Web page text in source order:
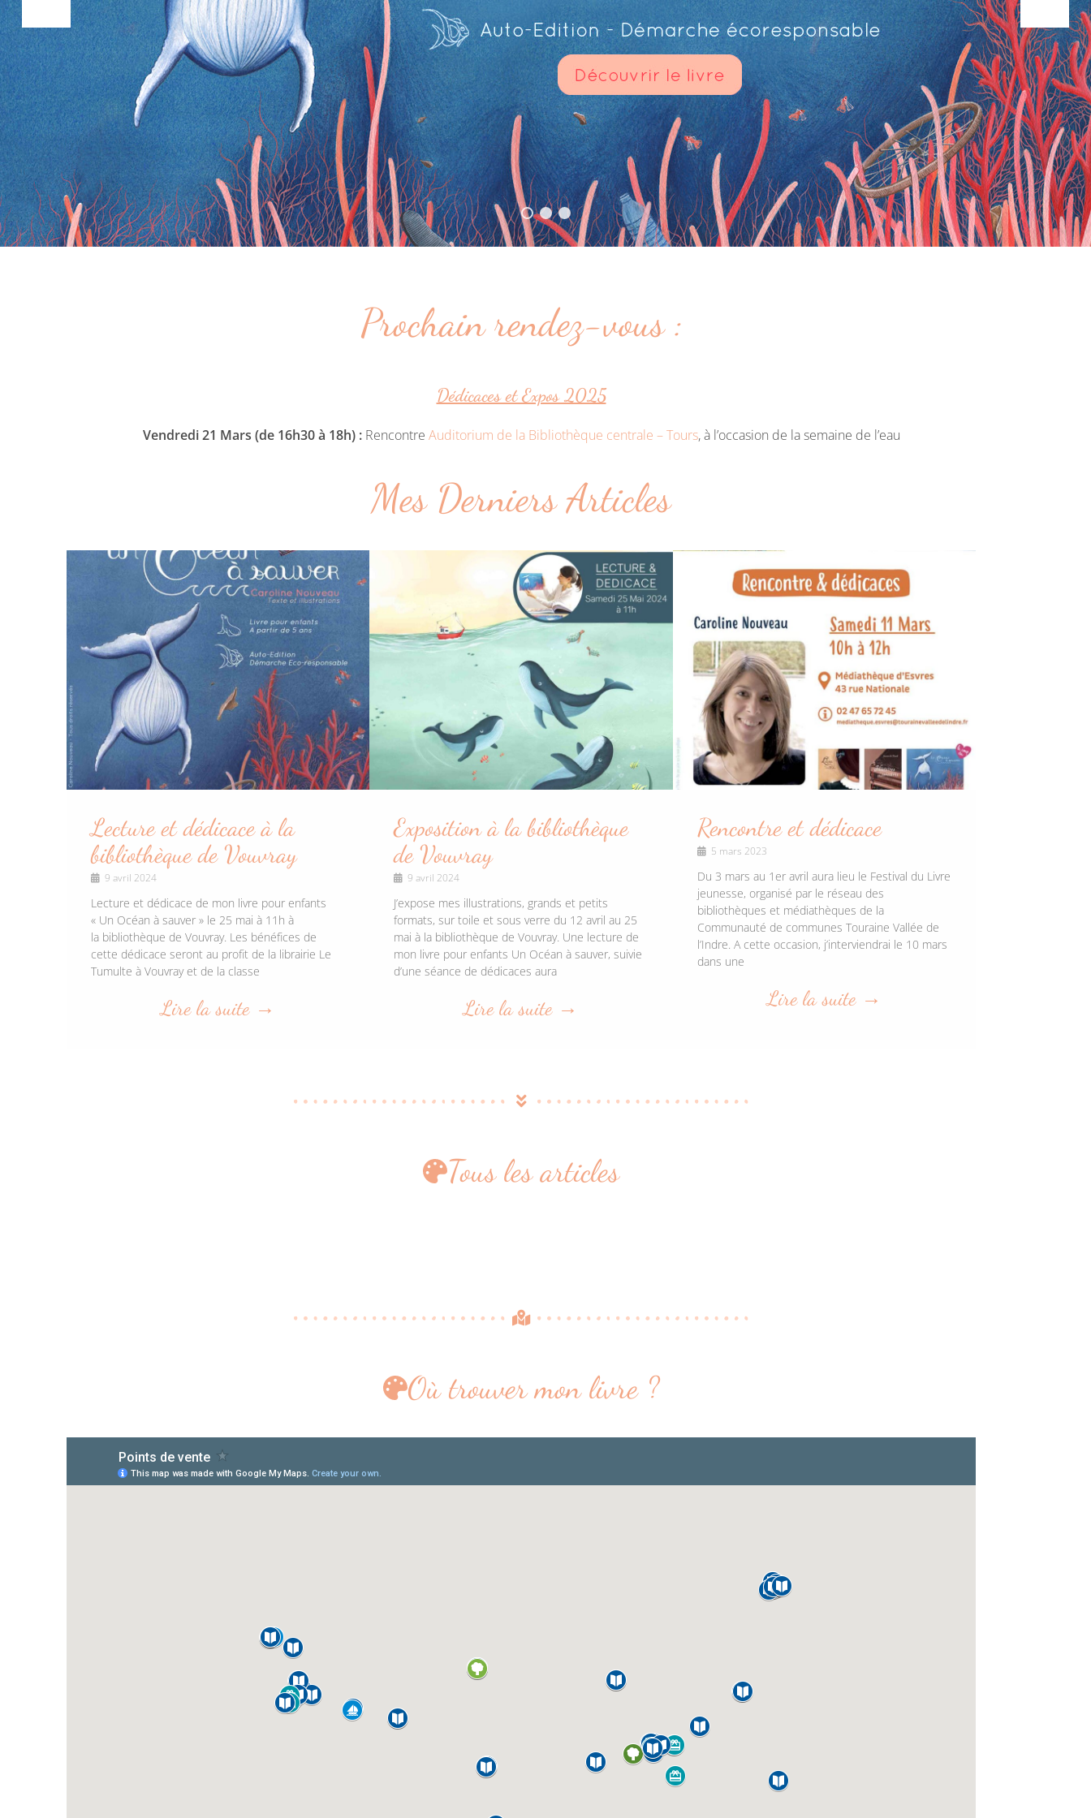
Prochain rendez-vous :
Dédicaces et Expos 2025
Vendredi 21 Mars (de 16h30 à 18h) : Rencontre Auditorium de la Bibliothèque centrale – Tours, à l’occasion de la semaine de l’eau
Mes Derniers Articles
Lecture et dédicace à la
bibliothèque de Vouvray
9 avril 2024
Lecture et dédicace de mon livre pour enfants
« Un Océan à sauver » le 25 mai à 11h à
la bibliothèque de Vouvray. Les bénéfices de
cette dédicace seront au profit de la librairie Le
Tumulte à Vouvray et de la classe
Lire la suite →
Exposition à la bibliothèque
de Vouvray
9 avril 2024
J’expose mes illustrations, grands et petits
formats, sur toile et sous verre du 12 avril au 25
mai à la bibliothèque de Vouvray. Une lecture de
mon livre pour enfants Un Océan à sauver, suivie
d’une séance de dédicaces aura
Lire la suite →
Rencontre et dédicace
5 mars 2023
Du 3 mars au 1er avril aura lieu le Festival du Livre
jeunesse, organisé par le réseau des
bibliothèques et médiathèques de la
Communauté de communes Touraine Vallée de
l’Indre. A cette occasion, j’interviendrai le 10 mars
dans une
Lire la suite →
Tous les articles
Où trouver mon livre ?